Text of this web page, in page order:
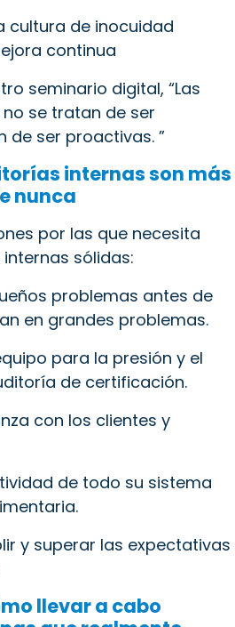
cultura de inocuidad
continua
seminario digital, “Las
se tratan de ser
de ser proactivas. ”
internas son más
nunca
por las que necesita
sólidas:
problemas antes de
en grandes problemas.
para la presión y el
de certificación.
con los clientes y
de todo su sistema
y superar las expectativas
llevar a cabo